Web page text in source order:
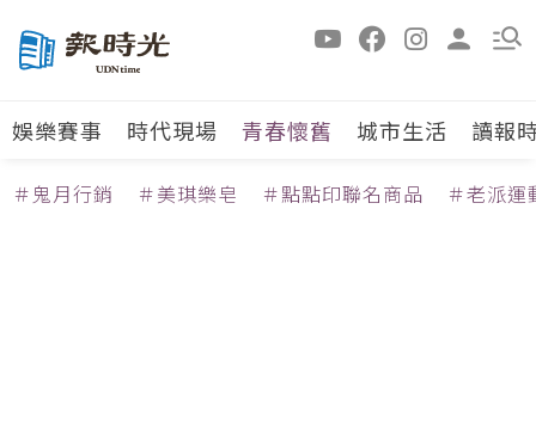
娛樂賽事 時代現場 青春懷舊 城市生活 讀報
＃鬼月行銷 ＃美琪樂皂 ＃點點印聯名商品 ＃老派運